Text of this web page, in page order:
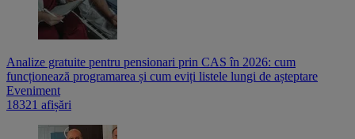
Analize gratuite pentru pensionari prin CAS în 2026: cum
funcționează programarea și cum eviți listele lungi de așteptare
Eveniment
18321 afișări